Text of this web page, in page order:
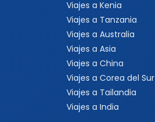
Viajes a Kenia
Viajes a Tanzania
Viajes a Australia
Viajes a Asia
Viajes a China
Viajes a Corea del Sur
Viajes a Tailandia
Viajes a India